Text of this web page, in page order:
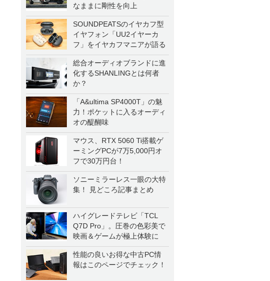
なままに剛性を向上
SOUNDPEATSのイヤカフ型
イヤフォン「UU2イヤーカ
フ」をイヤカフマニアが語る
総合オーディオブランドに進
化するSHANLINGとは何者
か？
「A&ultima SP4000T」の魅
力！ポケットに入るオーディ
オの醍醐味
マウス、RTX 5060 Ti搭載ゲ
ーミングPCが7万5,000円オ
フで30万円台！
ソニーミラーレス一眼の大特
集！ 見どころ記事まとめ
ハイグレードテレビ「TCL
Q7D Pro」。圧巻の色彩美で
映画＆ゲームが極上体験に
性能の良いお得な中古PC情
報はこのページでチェック！